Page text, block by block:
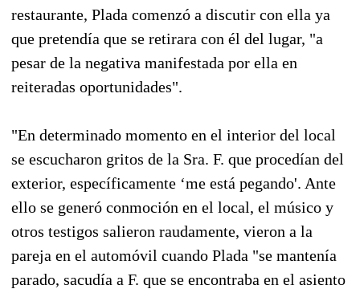
restaurante, Plada comenzó a discutir con ella ya
que pretendía que se retirara con él del lugar, "a
pesar de la negativa manifestada por ella en
reiteradas oportunidades".
"En determinado momento en el interior del local
se escucharon gritos de la Sra. F. que procedían del
exterior, específicamente ‘me está pegando'. Ante
ello se generó conmoción en el local, el músico y
otros testigos salieron raudamente, vieron a la
pareja en el automóvil cuando Plada "se mantenía
parado, sacudía a F. que se encontraba en el asiento